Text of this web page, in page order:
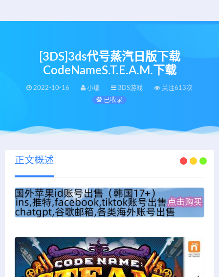
[3DS]3ds代号蒸汽日版下载
CodeNameS.T.E.A.M.下载
2022-10-16 小编 3DS游戏
关注613次
已收录
正文概述